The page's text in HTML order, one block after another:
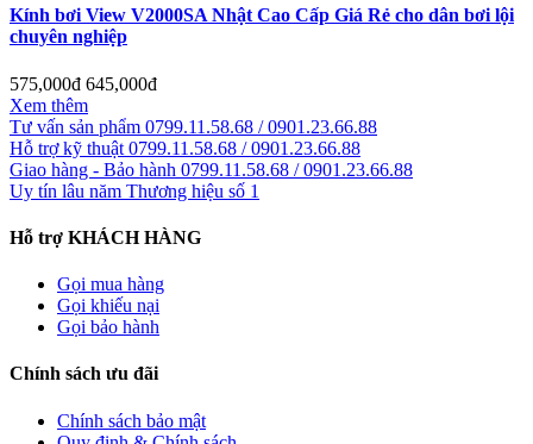
Kính bơi View V2000SA Nhật Cao Cấp Giá Rẻ cho dân bơi lội
chuyên nghiệp
575,000đ 645,000đ
Xem thêm
Tư vấn sản phẩm 0799.11.58.68 / 0901.23.66.88
Hỗ trợ kỹ thuật 0799.11.58.68 / 0901.23.66.88
Giao hàng - Bảo hành 0799.11.58.68 / 0901.23.66.88
Uy tín lâu năm Thương hiệu số 1
Hỗ trợ KHÁCH HÀNG
Gọi mua hàng
Gọi khiếu nại
Gọi bảo hành
Chính sách ưu đãi
Chính sách bảo mật